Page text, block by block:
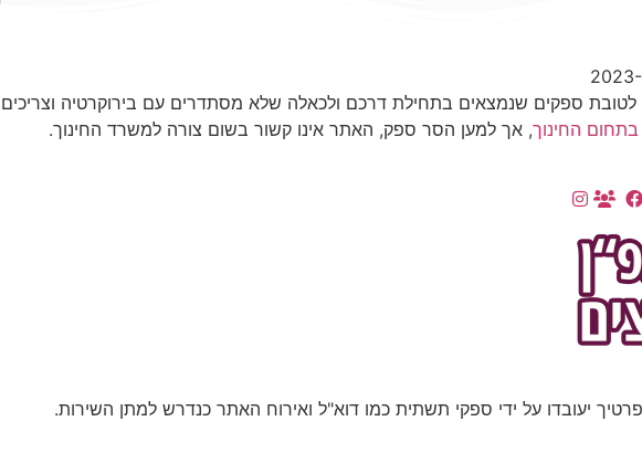
ספקים שנמצאים בתחילת דרכם ולכאלה שלא מסתדרים עם בירוקרטיה וצריכים
החינוך, אך למען הסר ספק, האתר אינו קשור בשום צורה למשרד החינוך.
פרטיך יעובדו על ידי ספקי תשתית כמו דוא"ל ואירוח האתר כנדרש למתן השירות.